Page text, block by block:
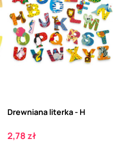
Drewniana literka - H
Cena
2,78 zł